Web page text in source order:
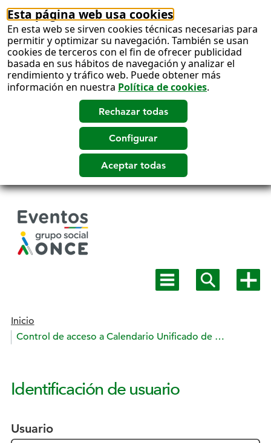
Esta página web usa cookies
En esta web se sirven cookies técnicas necesarias para
permitir y optimizar su navegación. También se usan
cookies de terceros con el fin de ofrecer publicidad
basada en sus hábitos de navegación y analizar el
rendimiento y tráfico web. Puede obtener más
información en nuestra Política de cookies.
Mostrar
menú
Mostrar
buscadormás
Estás en:
Inicio
Control de acceso a Calendario Unificado de ONCE
Identificación de usuario
Usuario